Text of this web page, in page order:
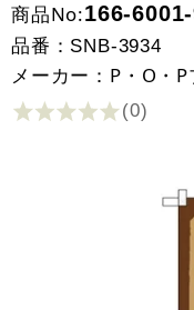
商品No:166-
品番： SNB-3934
メーカー：P・O・
(0)